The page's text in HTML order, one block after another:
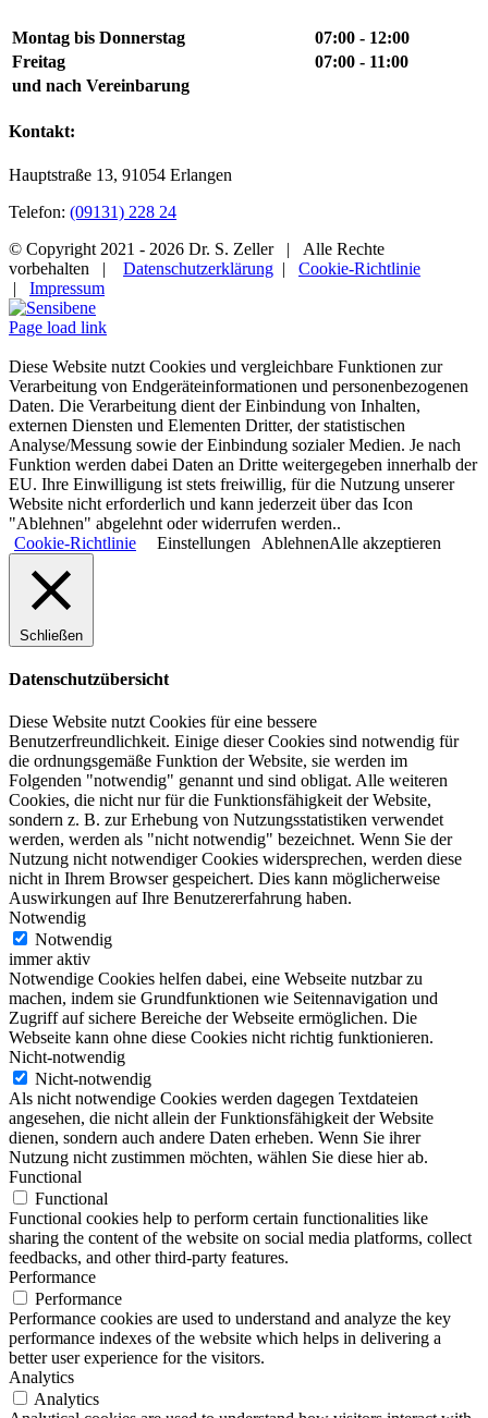
Montag bis Donnerstag
07:00 - 12:00
Freitag
07:00 - 11:00
und nach Vereinbarung
Kontakt:
Hauptstraße 13, 91054 Erlangen
Telefon: (09131) 228 24
© Copyright 2021 - 2026 Dr. S. Zeller | Alle Rechte
vorbehalten | Datenschutzerklärung | Cookie-Richtlinie
| Impressum
Instagram
Sensibene
Facebook
Page load link
Diese Website nutzt Cookies und vergleichbare Funktionen zur
Verarbeitung von Endgeräteinformationen und personenbezogenen
Daten. Die Verarbeitung dient der Einbindung von Inhalten,
externen Diensten und Elementen Dritter, der statistischen
Analyse/Messung sowie der Einbindung sozialer Medien. Je nach
Funktion werden dabei Daten an Dritte weitergegeben innerhalb der
EU. Ihre Einwilligung ist stets freiwillig, für die Nutzung unserer
Website nicht erforderlich und kann jederzeit über das Icon
"Ablehnen" abgelehnt oder widerrufen werden..
Cookie-Richtlinie
Einstellungen AblehnenAlle akzeptieren
Schließen
Datenschutzübersicht
Diese Website nutzt Cookies für eine bessere
Benutzerfreundlichkeit. Einige dieser Cookies sind notwendig für
die ordnungsgemäße Funktion der Website, sie werden im
Folgenden "notwendig" genannt und sind obligat. Alle weiteren
Cookies, die nicht nur für die Funktionsfähigkeit der Website,
sondern z. B. zur Erhebung von Nutzungsstatistiken verwendet
werden, werden als "nicht notwendig" bezeichnet. Wenn Sie der
Nutzung nicht notwendiger Cookies widersprechen, werden diese
nicht in Ihrem Browser gespeichert. Dies kann möglicherweise
Auswirkungen auf Ihre Benutzererfahrung haben.
Notwendig
Notwendig
immer aktiv
Notwendige Cookies helfen dabei, eine Webseite nutzbar zu
machen, indem sie Grundfunktionen wie Seitennavigation und
Zugriff auf sichere Bereiche der Webseite ermöglichen. Die
Webseite kann ohne diese Cookies nicht richtig funktionieren.
Nicht-notwendig
Nicht-notwendig
Als nicht notwendige Cookies werden dagegen Textdateien
angesehen, die nicht allein der Funktionsfähigkeit der Website
dienen, sondern auch andere Daten erheben. Wenn Sie ihrer
Nutzung nicht zustimmen möchten, wählen Sie diese hier ab.
Functional
Functional
Functional cookies help to perform certain functionalities like
sharing the content of the website on social media platforms, collect
feedbacks, and other third-party features.
Performance
Performance
Performance cookies are used to understand and analyze the key
performance indexes of the website which helps in delivering a
better user experience for the visitors.
Analytics
Analytics